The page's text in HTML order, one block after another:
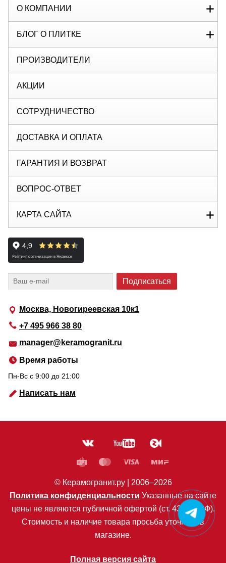
Москва, Новогиреевская 10к1
+7 495 966 38 80
manager@keramogranit.ru
Время работы
Пн-Вс c 9:00 до 21:00
Написать нам
О КОМПАНИИ
БЛОГ О ПЛИТКЕ
ПРОИЗВОДИТЕЛИ
АКЦИИ
СОТРУДНИЧЕСТВО
ДОСТАВКА И ОПЛАТА
ГАРАНТИЯ И ВОЗВРАТ
ВОПРОС-ОТВЕТ
КАРТА САЙТА
© Керамогранит.ру | 2006–2026
Политика конфиденциальности Указанные на сайте
цены не являются публичной офертой (ст. 435 ГК РФ).
Стоимость и наличие товара просьба уточнять в
магазине.
Полная версия сайта